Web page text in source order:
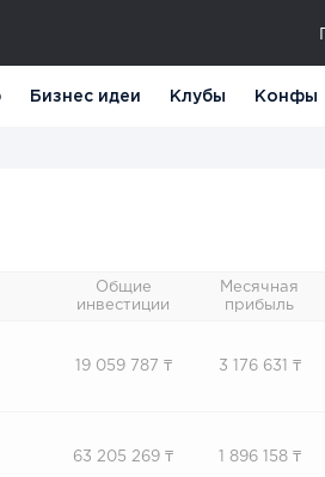
Бизнес идеи Клубы Конфы
Общие
инвестиции
Месячная
прибыль
19 059 787 ₸ 3 176 631 ₸
63 205 269 ₸ 1 896 158 ₸